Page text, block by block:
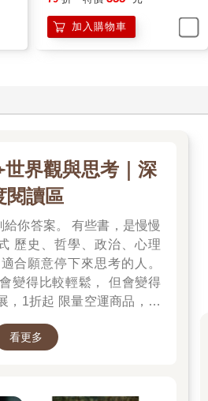
果。包括有明確的觀點，清楚的邏
文字簡潔有力，能夠站在讀者角
。首先是「精」，有三個特色，分
精深」。精簡是文字要簡潔好讀，
視讀者需求與感受，前提是要先設
角度思考，了解讀者的需求、痛點
滿足、解決讀這問題，進而改變原
才將寫作的「精簡」、「精巧」與
行到位。
精確的邏輯表達，論理清楚，挑選
者了解、產生認同與共鳴，而非只
有英文寫作聖經之稱的《寫作風格
加入購物車
界觀與思考｜深
閱讀區
你答案。 有些書，是慢慢
理
合願意停下來思考的人。
變得比較輕鬆， 但會變得
看更多